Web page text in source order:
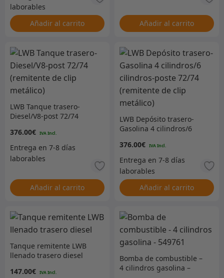
Añadir al carrito Añadir al carrito
LWB Tanque trasero-
Diesel/V8-post 72/74
metálico)
376.00€
Añadir al carrito
LWB Depósito trasero-
Gasolina 4 cilindros/6
(remitente de clip
metálico)
376.00€
Añadir al carrito
Tanque remitente LWB
llenado trasero diesel
147.00€
Bomba de combustible –
4 cilindros gasolina –